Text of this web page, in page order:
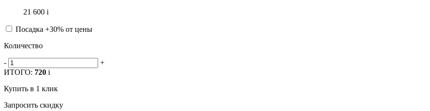
21 600 i
Посадка +30% от цены
Количество
-
+
ИТОГО: 720 i
Купить в 1 клик
Запросить скидку